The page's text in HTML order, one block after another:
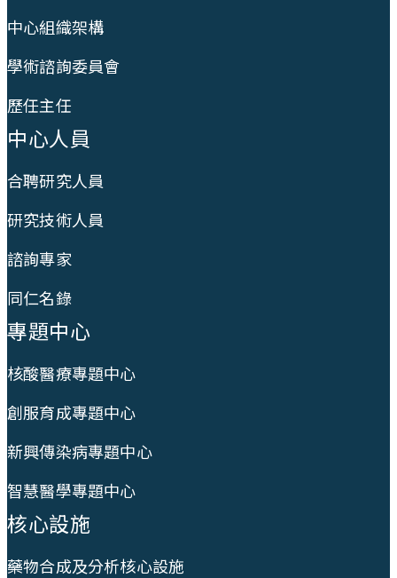
中心組織架構
學術諮詢委員會
歷任主任
中心人員
合聘研究人員
研究技術人員
諮詢專家
同仁名錄
專題中心
核酸醫療專題中心
創服育成專題中心
新興傳染病專題中心
智慧醫學專題中心
核心設施
藥物合成及分析核心設施